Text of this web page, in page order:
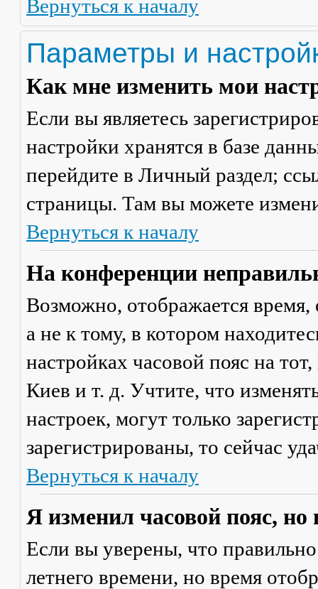
Вернуться к началу
Параметры и
Как мне изменить мои
Если вы являетесь
настройки хранятся в базе
перейдите в Личный раздел;
страницы. Там вы можете
Вернуться к началу
На конференции
Возможно, отображается время,
а не к тому, в котором
настройках часовой пояс на
Киев и т. д. Учтите, что
настроек, могут только
зарегистрированы, то сейчас
Вернуться к началу
Я изменил часовой пояс,
Если вы уверены, что
летнего времени, но время